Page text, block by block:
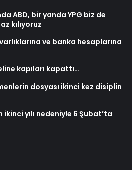
ABD, bir yanda YPG biz de
kılıyoruz
ve banka hesaplarına
kapıları kapattı…
dosyası ikinci kez disiplin
yılı nedeniyle 6 Şubat’ta